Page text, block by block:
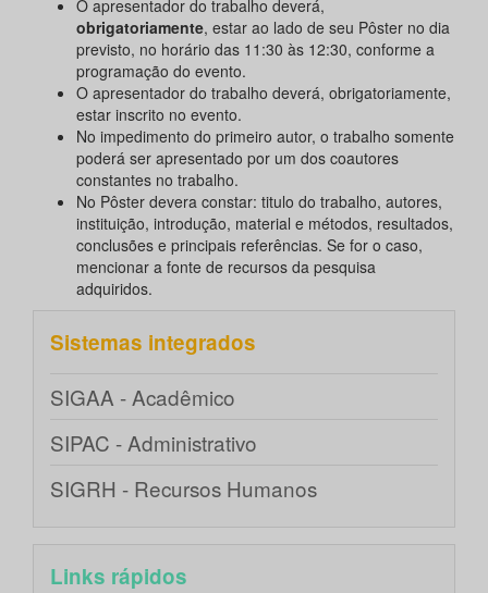
O apresentador do trabalho deverá,
obrigatoriamente, estar ao lado de seu Pôster no dia
previsto, no horário das 11:30 às 12:30, conforme a
programação do evento.
O apresentador do trabalho deverá, obrigatoriamente,
estar inscrito no evento.
No impedimento do primeiro autor, o trabalho somente
poderá ser apresentado por um dos coautores
constantes no trabalho.
No Pôster devera constar: titulo do trabalho, autores,
instituição, introdução, material e métodos, resultados,
conclusões e principais referências. Se for o caso,
mencionar a fonte de recursos da pesquisa
adquiridos.
Sistemas integrados
SIGAA - Acadêmico
SIPAC - Administrativo
SIGRH - Recursos Humanos
Links rápidos